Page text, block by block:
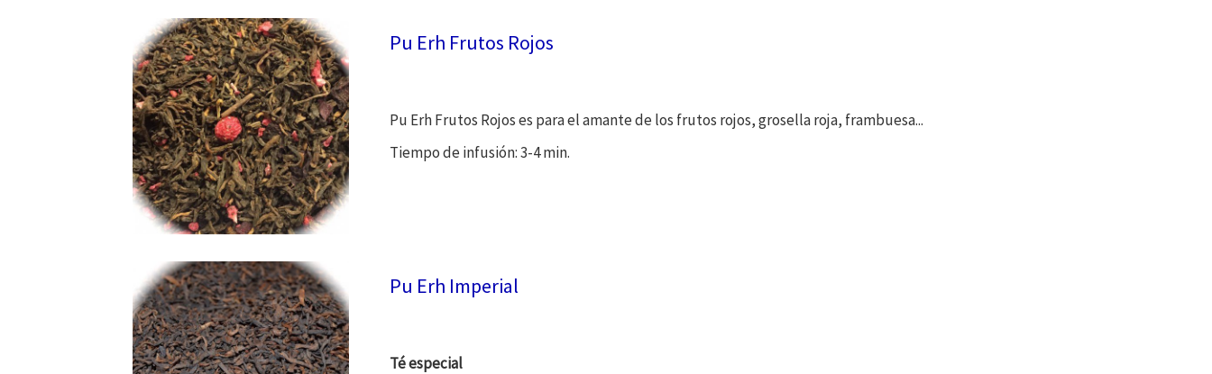
Pu Erh Frutos Rojos
Pu Erh Frutos Rojos es para el amante de los frutos rojos, grosella roja, frambuesa...
Tiempo de infusión: 3-4 min.
Pu Erh Imperial
Té especial